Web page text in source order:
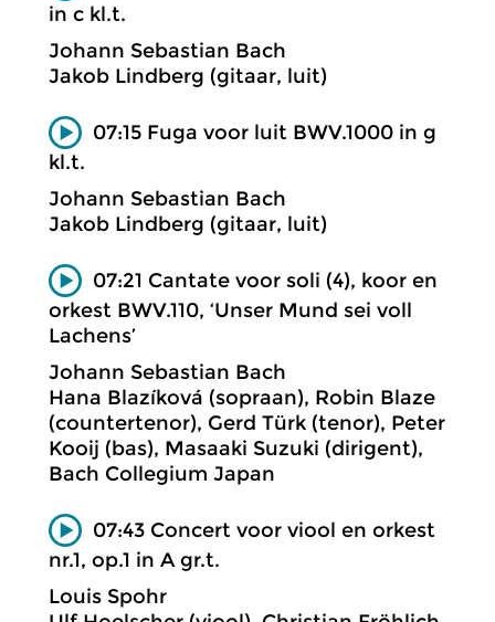
in c kl.t.
Johann Sebastian Bach
Jakob Lindberg (gitaar, luit)
07:15 Fuga voor luit BWV.1000 in g
kl.t.
Johann Sebastian Bach
Jakob Lindberg (gitaar, luit)
07:21 Cantate voor soli (4), koor en
orkest BWV.110, ‘Unser Mund sei voll
Lachens’
Johann Sebastian Bach
Hana Blazíková (sopraan), Robin Blaze
(countertenor), Gerd Türk (tenor), Peter
Kooij (bas), Masaaki Suzuki (dirigent),
Bach Collegium Japan
07:43 Concert voor viool en orkest
nr.1, op.1 in A gr.t.
Louis Spohr